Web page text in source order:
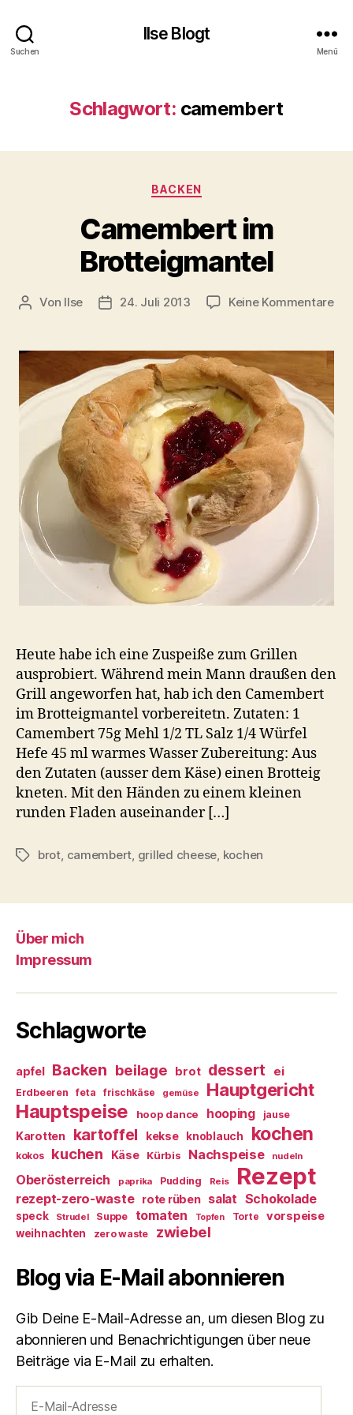
Suchen
Ilse Blogt
Menü
Schlagwort: camembert
Kategorien
BACKEN
Camembert im
Brotteigmantel
Beitragsautor
Von Ilse Beitragsdatum
24. Juli 2013 Keine Kommentarezu
Heute habe ich eine Zuspeiße zum Grillen
ausprobiert. Während mein Mann draußen den
Grill angeworfen hat, hab ich den Camembert
im Brotteigmantel vorbereitetn. Zutaten: 1
Camembert 75g Mehl 1/2 TL Salz 1/4 Würfel
Hefe 45 ml warmes Wasser Zubereitung: Aus
den Zutaten (ausser dem Käse) einen Brotteig
kneten. Mit den Händen zu einem kleinen
runden Fladen auseinander […]
Schlagwörter
brot camembert grilled cheese kochen
Über mich
Impressum
Schlagworte
apfel Backen beilage brot dessert ei
Erdbeeren feta frischkäse gemüse Hauptgericht
Hauptspeise hoop dance hooping jause
Karotten kartoffel kekse knoblauch kochen
kokos kuchen Käse Kürbis Nachspeise nudeln
Oberösterreich paprika Pudding Reis Rezept
rezept-zero-waste rote rüben salat Schokolade
speck Strudel Suppe tomaten Topfen Torte vorspeise
weihnachten zero waste zwiebel
Blog via E-Mail abonnieren
Gib Deine E-Mail-Adresse an, um diesen Blog zu
abonnieren und Benachrichtigungen über neue
Beiträge via E-Mail zu erhalten.